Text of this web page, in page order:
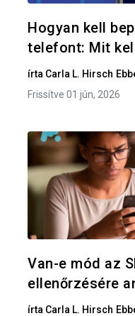
Hogyan kell
telefont: Mit
írta Carla L. Hirsch
Frissítve 01 jún, 2026
Van-e mód az
ellenőrzésére
írta Carla L. Hirsch